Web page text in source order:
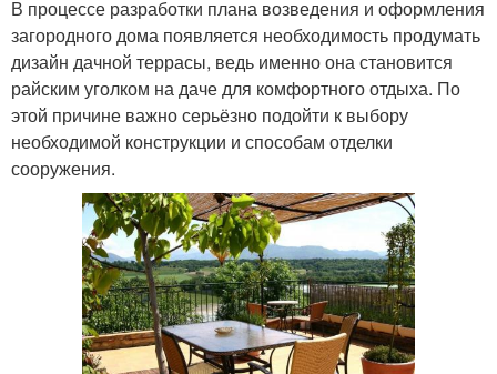
В процессе разработки плана возведения и оформления
загородного дома появляется необходимость продумать
дизайн дачной террасы, ведь именно она становится
райским уголком на даче для комфортного отдыха. По
этой причине важно серьёзно подойти к выбору
необходимой конструкции и способам отделки
сооружения.